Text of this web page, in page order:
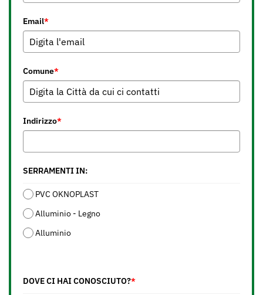
Email*
Comune*
Indirizzo*
SERRAMENTI IN:
PVC OKNOPLAST
Alluminio - Legno
Alluminio
DOVE CI HAI CONOSCIUTO?*